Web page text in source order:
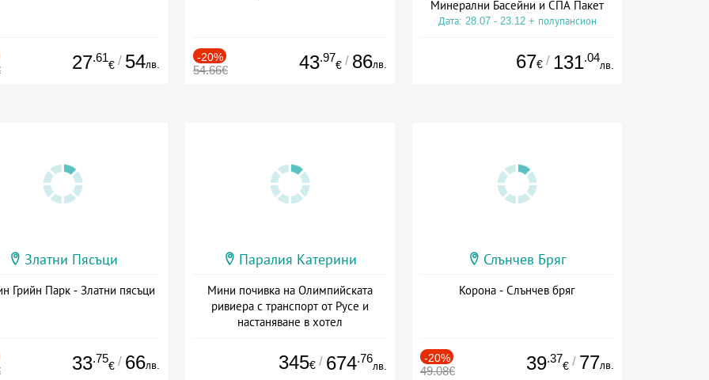
27.61
€ / 54лв.
-20%
54.66€ 43.97
€ / 86лв.
Минерални Басейни и СПА Пакет
Дата: 28.07 - 23.12 + полупансион
67€ / 131.04
лв.
Златни Пясъци
Грийн Парк - Златни пясъци
33.75
€ / 66лв.
Паралия Катерини
Мини почивка на Олимпийската
ривиера с транспорт от Русе и
настаняване в хотел
345€ / 674.76
лв.
Слънчев Бряг
Корона - Слънчев бряг
-20%
49.08€ 39.37
€ / 77лв.